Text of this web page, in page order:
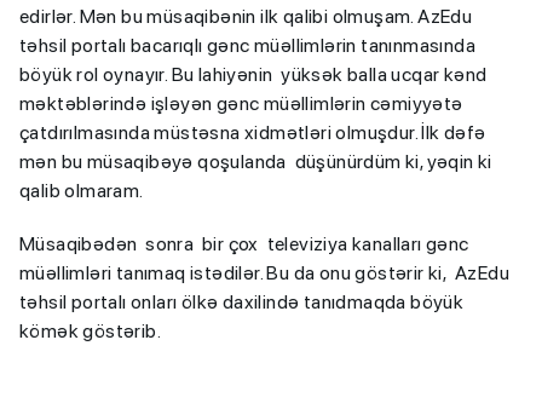
edirlər. Mən bu müsaqibənin ilk qalibi olmuşam. AzEdu
təhsil portalı bacarıqlı gənc müəllimlərin tanınmasında
böyük rol oynayır. Bu lahiyənin yüksək balla ucqar kənd
məktəblərində işləyən gənc müəllimlərin cəmiyyətə
çatdırılmasında müstəsna xidmətləri olmuşdur. İlk dəfə
mən bu müsaqibəyə qoşulanda düşünürdüm ki, yəqin ki
qalib olmaram.
Müsaqibədən sonra bir çox televiziya kanalları gənc
müəllimləri tanımaq istədilər. Bu da onu göstərir ki, AzEdu
təhsil portalı onları ölkə daxilində tanıdmaqda böyük
kömək göstərib.